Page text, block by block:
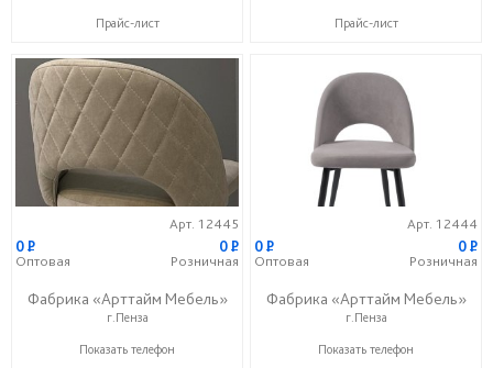
Прайс-лист Прайс-лист
Арт. 12445
0P
Оптовая
0P
Розничная
Фабрика «Арттайм Мебель»
г.Пенза
+7 (800) 201-23-49
Показать телефон
Арт. 12444
0P
Оптовая
0P
Розничная
Фабрика «Арттайм Мебель»
г.Пенза
+7 (800) 201-23-49
Показать телефон